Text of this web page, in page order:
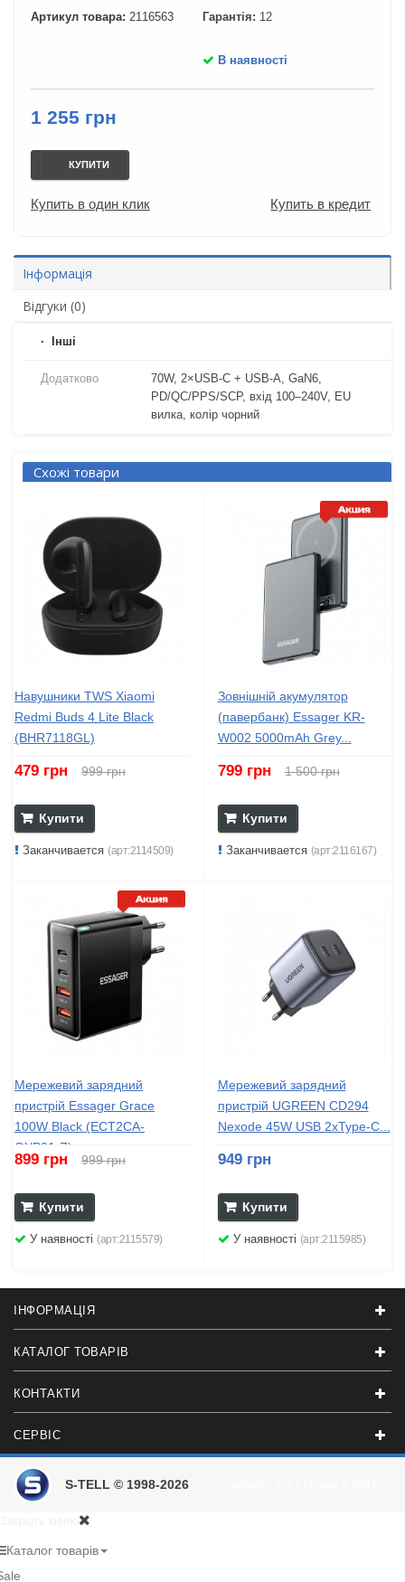
Артикул товара: 2116563 Гарантія: 12
В наявності
1 255 грн
КУПИТИ
Купить в один клик Купить в кредит
Інформація
Відгуки (0)
Iнші
Додатково
70W, 2×USB-C + USB-A, GaN6,
PD/QC/PPS/SCP, вхід 100–240V, EU
вилка, колір чорний
Схожі товари
Навушники TWS Xiaomi
Redmi Buds 4 Lite Black
(BHR7118GL)
479 грн 999 грн
Купити
Заканчивается (арт:2114509)
Зовнішній акумулятор
(павербанк) Essager KR-
W002 5000mAh Grey...
799 грн 1 500 грн
Купити
Заканчивается (арт:2116167)
Мережевий зарядний
пристрій Essager Grace
100W Black (ECT2CA-
QYB01-Z)
899 грн 999 грн
Купити
У наявності (арт:2115579)
Мережевий зарядний
пристрій UGREEN CD294
Nexode 45W USB 2xType-C...
949 грн
Купити
У наявності (арт:2115985)
ІНФОРМАЦІЯ
КАТАЛОГ ТОВАРІВ
КОНТАКТИ
СЕРВІС
S-TELL © 1998-2026
Каталог товарів